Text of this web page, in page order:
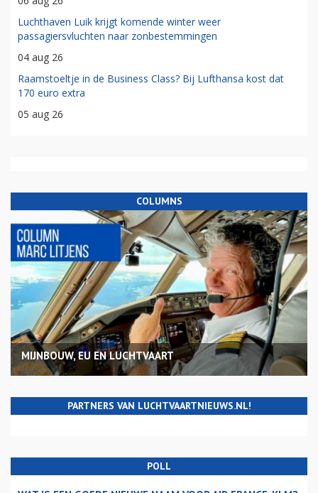
Luchthaven Luik krijgt komende winter weer
passagiersvluchten naar zonbestemmingen
04 aug 26
Raamstoeltje in de Business Class? Bij Lufthansa kost dat
170 euro extra
05 aug 26
COLUMNS
MIJNBOUW, EU EN LUCHTVAART
PARTNERS VAN LUCHTVAARTNIEUWS.NL!
POLL